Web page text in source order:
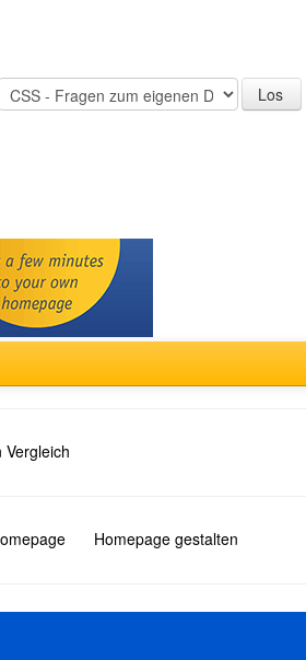
Vergleich
Homepage gestalten